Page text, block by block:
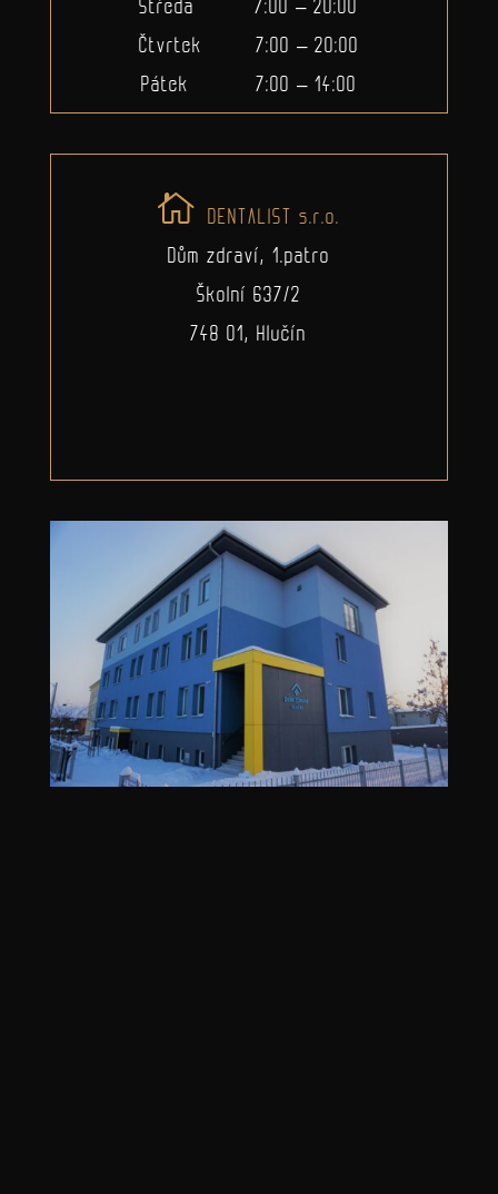
Středa 7:00 – 20:00
Čtvrtek 7:00 – 20:00
Pátek 7:00 – 14:00
DENTALIST s.r.o.
Dům zdraví, 1.patro
Školní 637/2
748 01, Hlučín